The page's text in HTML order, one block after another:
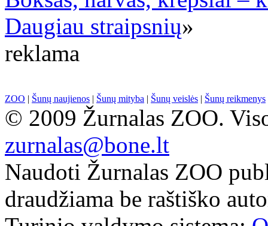
Daugiau straipsnių»
reklama
ZOO | Šunų naujienos | Šunų mityba | Šunų veislės | Šunų reikmenys
© 2009 Žurnalas ZOO.
zurnalas@bone.lt
Naudoti Žurnalas ZOO
draudžiama be raštiško